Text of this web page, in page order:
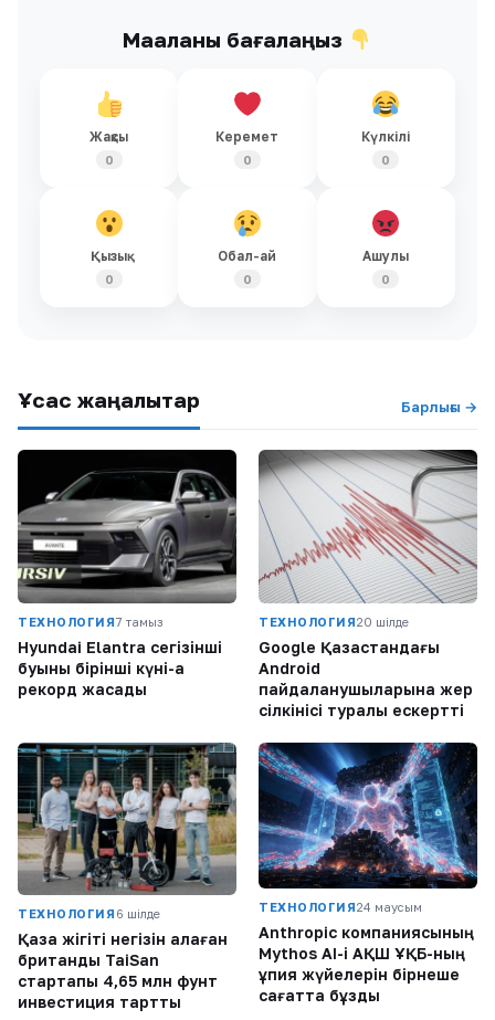
Мақаланы бағалаңыз
Жақсы
0
Керемет
0
Күлкілі
0
Қызық
0
Обал-ай
0
Ашулы
0
Ұқсас жаңалықтар Барлығы →
ТЕХНОЛОГИЯ7 тамыз
Hyundai Elantra сегізінші
буыны бірінші күні-ақ
рекорд жасады
ТЕХНОЛОГИЯ20 шілде
Google Қазақстандағы
Android
пайдаланушыларына жер
сілкінісі туралы ескертті
ТЕХНОЛОГИЯ 6 шілде
Қазақ жігіті негізін қалаған
британдық TaiSan
стартапы 4,65 млн фунт
инвестиция тартты
ТЕХНОЛОГИЯ24 маусым
Anthropic компаниясының
Mythos AI-і АҚШ ҰҚБ-ның
құпия жүйелерін бірнеше
сағатта бұзды